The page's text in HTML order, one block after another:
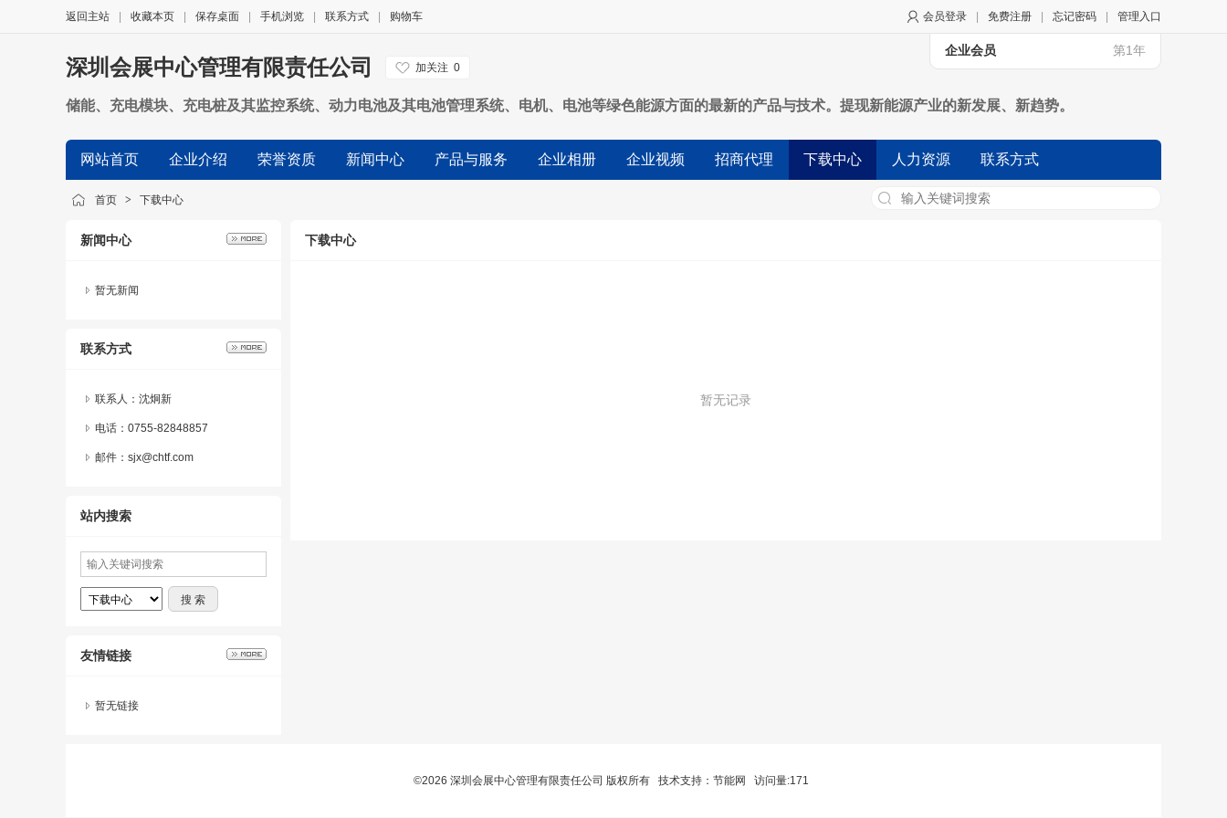
会员登录 免费注册 忘记密码 管理入口
返回主站 收藏本页 保存桌面 手机浏览 联系方式 购物车
企业会员 第1年
深圳会展中心管理有限责任公司 加关注 0
储能、充电模块、充电桩及其监控系统、动力电池及其电池管理系统、电机、电池等绿色能源方面的最新的产品与技术。提现新能源产业的新发展、新趋势。
网站首页 企业介绍 荣誉资质 新闻中心 产品与服务 企业相册 企业视频 招商代理 下载中心 人力资源 联系方式
首页 > 下载中心
新闻中心
暂无新闻
联系方式
联系人：沈炯新
电话：0755-82848857
邮件：sjx@chtf.com
站内搜索
友情链接
暂无链接
下载中心
暂无记录
©2026 深圳会展中心管理有限责任公司 版权所有 技术支持： 节能网 访问量:171